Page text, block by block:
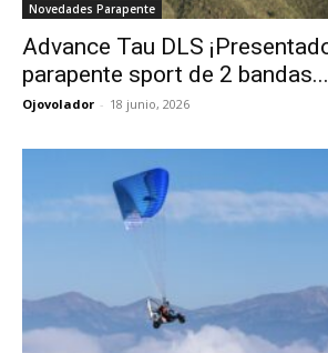
Novedades Parapente
Advance Tau DLS
parapente sport de 2 bandas...
Ojovolador - 18 junio, 2026